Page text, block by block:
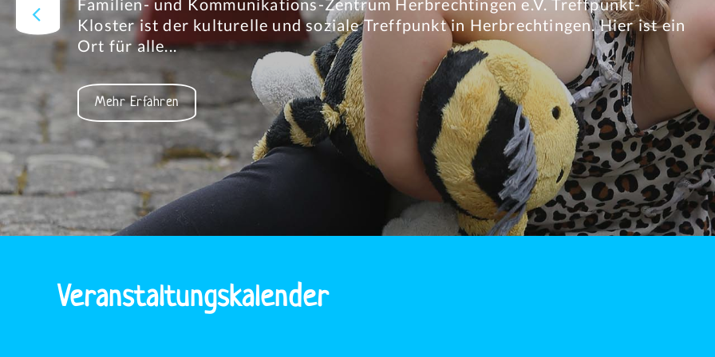
Second Hand Laden in Herbrechtingen - Hier gibt es Kinder- und Babykleidung,
Spielzeug, uvm. Second-Hand-Laden Sie können während der Öffnungszeiten...
Mehr ErfahrenSecond
Hand
Einkaufen
Familien- und Kommunikations-Zentrum Herbrechtingen e.V. Treffpunkt-
Kloster ist der kulturelle und soziale Treffpunkt in Herbrechtingen. Hier ist ein
Ort für alle...
Mehr ErfahrenTreffpunkt
Kloster
Veranstaltungskalender